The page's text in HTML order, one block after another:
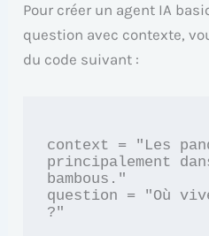
Pour créer un agent IA
question avec contexte,
du code suivant :
context = "Les
principalement
bambous."
question = "Où
?"